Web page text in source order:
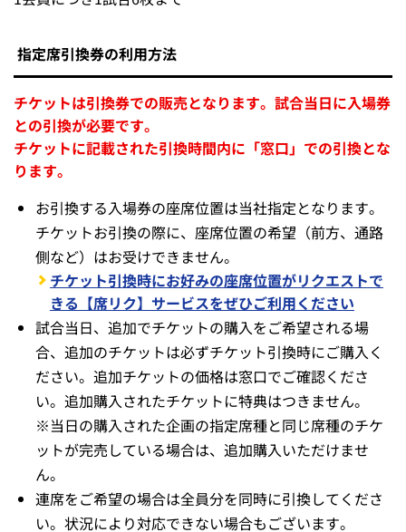
6月23日（月）10:00～完売または各対象試合開始時間ま
支払方法
クレジットカード、PayPay限定
購入可能枚数
1会員につき1試合6枚まで
指定席引換券の利用方法
チケットは引換券での販売となります。試合当日に入場券
との引換が必要です。
チケットに記載された引換時間内に「窓口」での引換とな
ります。
お引換する入場券の座席位置は当社指定となります。
チケットお引換の際に、座席位置の希望（前方、通路
側など）はお受けできません。
チケット引換時にお好みの座席位置がリクエストで
きる【席リク】サービスをぜひご利用ください